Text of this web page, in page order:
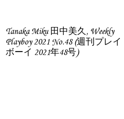
Tanaka Miku 田中美久, Weekly
Playboy 2021 No.48 (週刊プレイ
ボーイ 2021年48号)